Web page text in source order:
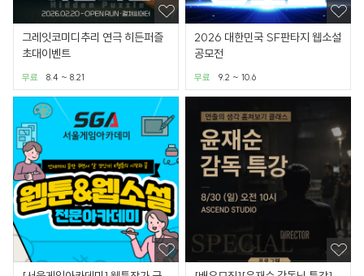
그레잇코미디추리 연극 히든퍼즐
초대이벤트
8.4 ~ 8.21
무료
2026 대한민국 SF판타지 웹소설
공모전
9.2 ~ 10.6
무료